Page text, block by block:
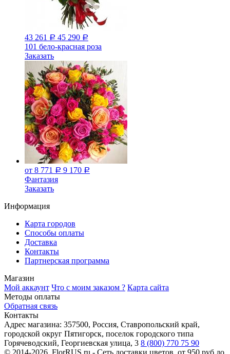
43 261 Р 45 290 Р
101 бело-красная роза
Заказать
от 8 771 Р 9 170 Р
Фантазия
Заказать
Информация
Карта городов
Способы оплаты
Доставка
Контакты
Партнерская программа
Магазин
Мой аккаунт Что с моим заказом ? Карта сайта
Методы оплаты
Обратная связь
Контакты
Адрес магазина: 357500, Россия, Ставропольский край,
городской округ Пятигорск, поселок городского типа
Горячеводский, Георгиевская улица, 3 8 (800) 770 75 90
© 2014-2026. FlorRUS.ru - Сеть доставки цветов. от 950 руб до